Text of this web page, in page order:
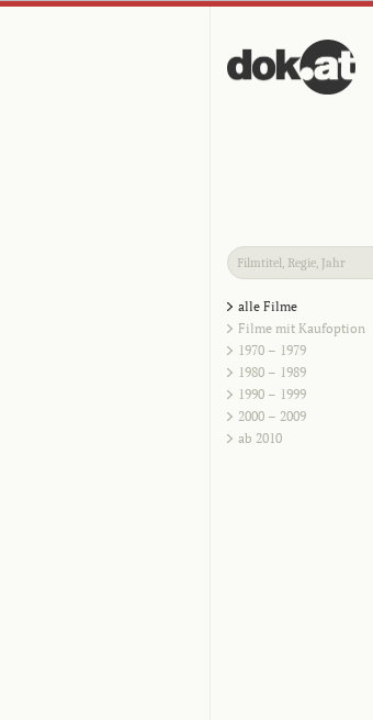
alle Filme
Filme mit Kaufoption
1970 – 1979
1980 – 1989
1990 – 1999
2000 – 2009
ab 2010